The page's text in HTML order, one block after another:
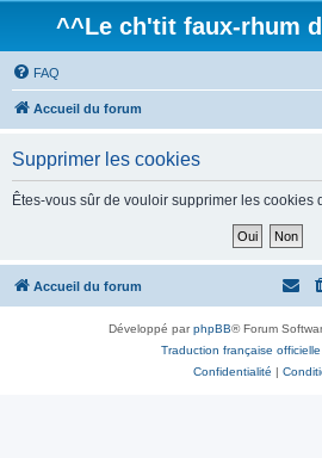
^^Le ch'tit faux-rhum
FAQ
Accueil du forum
Supprimer les cookies
Êtes-vous sûr de vouloir supprimer les cookies
Accueil du forum
Développé parphpBB® Forum
Traduction française officielle
Confidentialité |